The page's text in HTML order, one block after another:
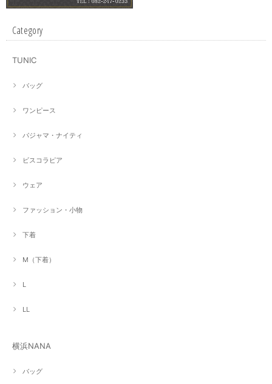
Category
TUNIC
バッグ
ワンピース
パジャマ・ナイティ
ビスコラピア
ウェア
ファッション・小物
下着
M（下着）
L
LL
横浜NANA
バッグ